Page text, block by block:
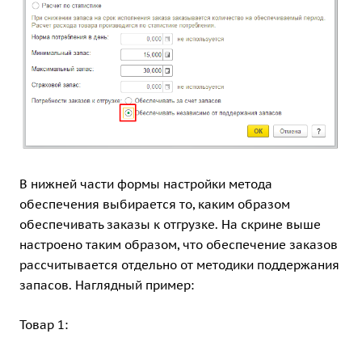
В нижней части формы настройки метода
обеспечения выбирается то, каким образом
обеспечивать заказы к отгрузке. На скрине выше
настроено таким образом, что обеспечение заказов
рассчитывается отдельно от методики поддержания
запасов. Наглядный пример:
Товар 1: